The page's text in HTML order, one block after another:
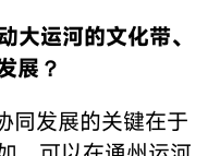
大运河的文化带、
展？
同发展的关键在于